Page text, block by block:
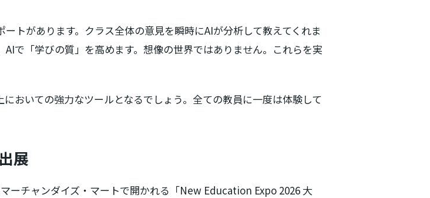
トがあります。クラス全体の意見を瞬時にAIが分析して教えてくれま
で「学びの質」を高めます。想像の世界ではありません。これらを実
おいての強力なツールとなるでしょう。全ての教員に一度は体験して
展
ーチャンダイズ・マートで開かれる「New Education Expo 2026 大